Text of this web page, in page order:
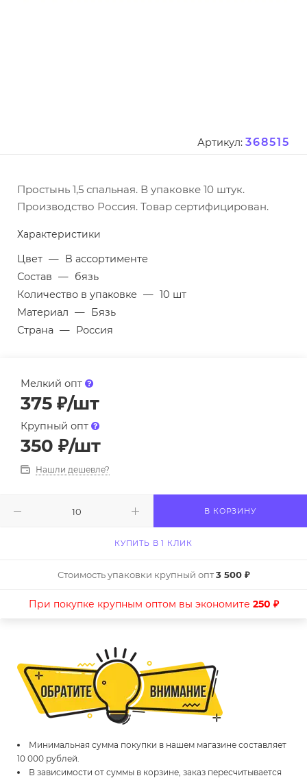
Артикул: 368515
Простынь 1,5 спальная. В упаковке 10 штук.
Производство Россия. Товар сертифицирован.
Характеристики
Цвет — В ассортименте
Состав — бязь
Количество в упаковке — 10 шт
Материал — Бязь
Страна — Россия
Мелкий опт
375 ₽/шт
Крупный опт
350 ₽/шт
Нашли дешевле?
В КОРЗИНУ
КУПИТЬ В 1 КЛИК
Стоимость упаковки крупный опт3 500 ₽
При покупке крупным оптом вы экономите 250 ₽
Минимальная сумма покупки в нашем магазине составляет
10 000 рублей.
В зависимости от суммы в корзине, заказ пересчитывается